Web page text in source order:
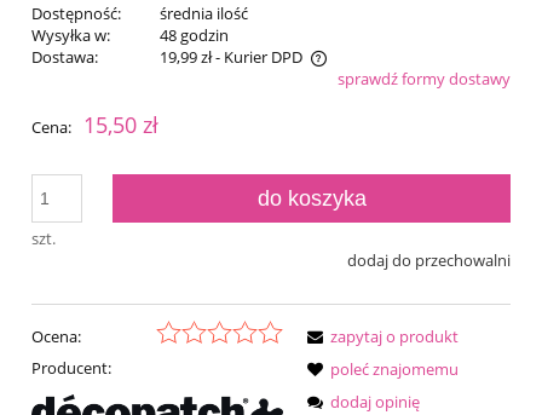
Dostępność:
średnia ilość
Wysyłka w:
48 godzin
Dostawa:
19,99 zł- Kurier DPD
Cena nie zawiera ewentualnych kosztów płatnościsprawdź formy dostawy
Cena: 15,50 zł
szt.
do koszyka
dodaj do przechowalni
Ocena:
Producent:
zapytaj o produkt
poleć znajomemu
dodaj opinię